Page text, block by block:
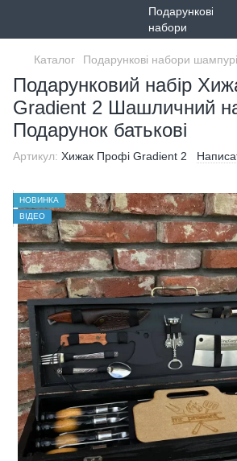
Каталог Подарункові набори
Подарунковий набір
Gradient 2 Шашличний
Подарунок батькові
Артикул: Хижак Профі Gradient 2
НОВИНКА
ВІДЕО